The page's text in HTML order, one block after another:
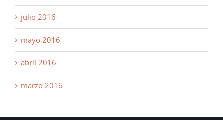
julio 2016
mayo 2016
abril 2016
marzo 2016